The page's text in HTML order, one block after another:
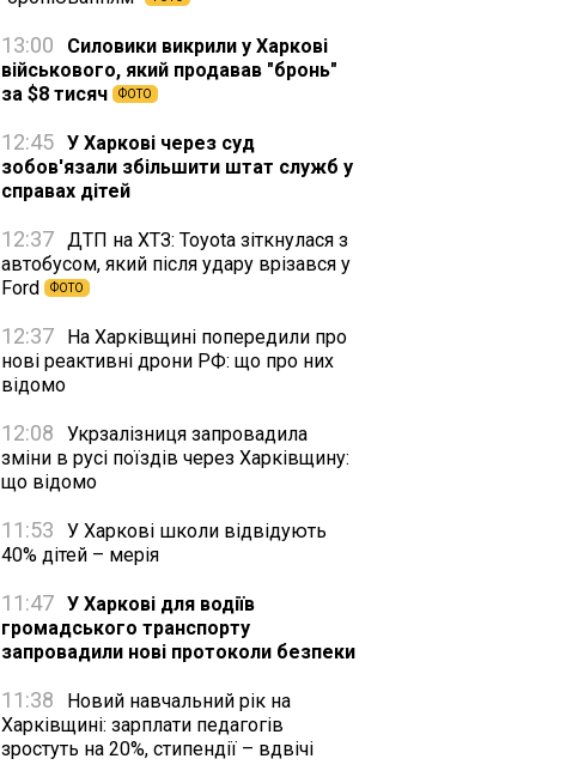
13:00
Силовики викрили у Харкові
військового, який продавав "бронь"
за $8 тисяч
ФОТО
12:45 У Харкові через суд
зобов'язали збільшити штат служб у
справах дітей
12:37 ДТП на ХТЗ: Toyota зіткнулася з
автобусом, який після удару врізався у
Ford
ФОТО
12:37
На Харківщині попередили про
нові реактивні дрони РФ: що про них
відомо
12:08
Укрзалізниця запровадила
зміни в русі поїздів через Харківщину:
що відомо
11:53
У Харкові школи відвідують
40% дітей – мерія
11:47 У Харкові для водіїв
громадського транспорту
запровадили нові протоколи безпеки
11:38
Новий навчальний рік на
Харківщині: зарплати педагогів
зростуть на 20%, стипендії – вдвічі